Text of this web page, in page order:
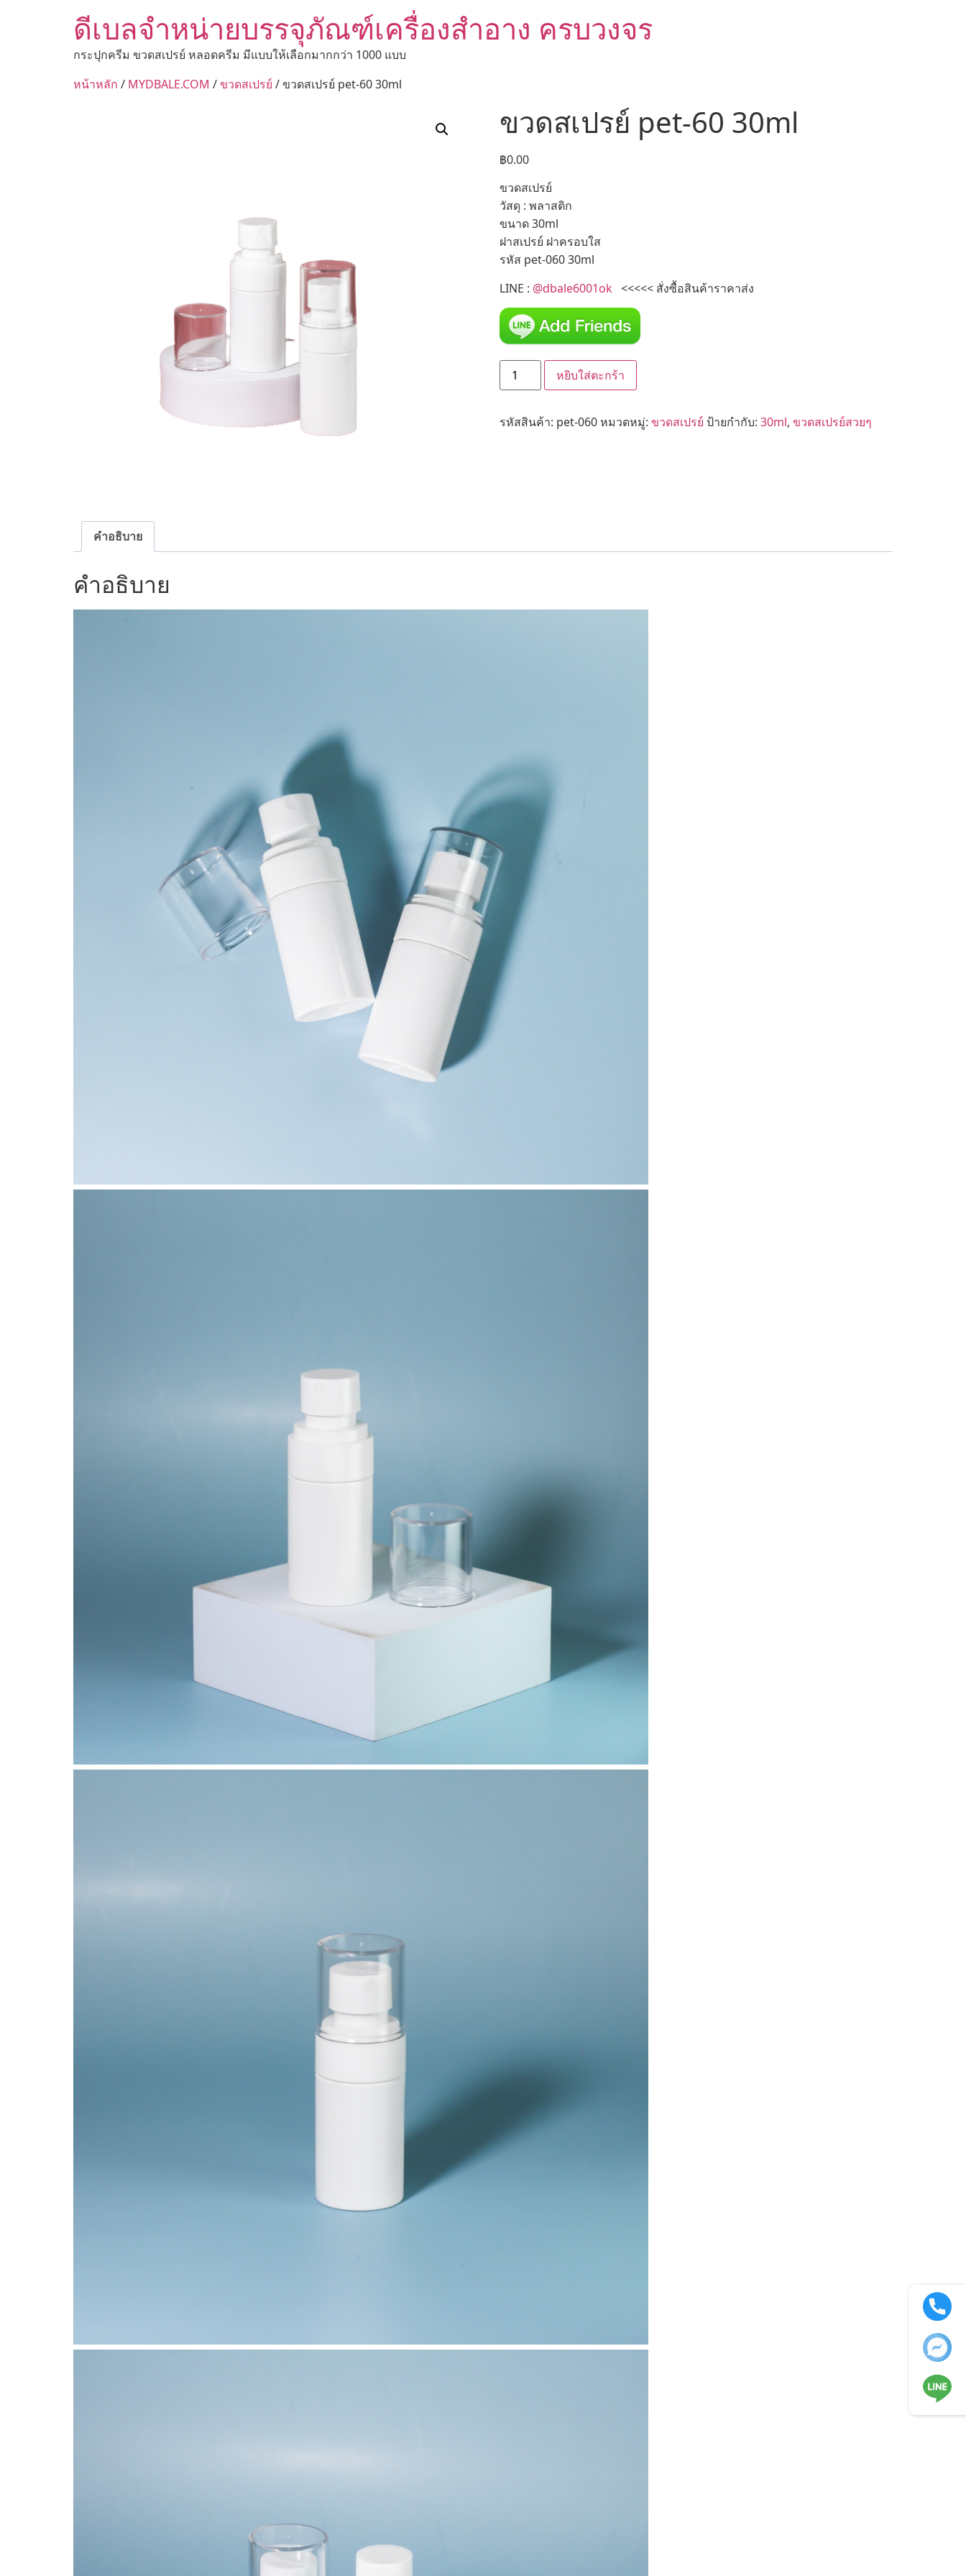
ดีเบลจำหน่ายบรรจุภัณฑ์เครื่องสำอาง ครบวงจร
กระปุกครีม ขวดสเปรย์ หลอดครีม มีแบบให้เลือกมากกว่า 1000 แบบ
หน้าหลัก / MYDBALE.COM /ขวดสเปรย์ / ขวดสเปรย์ pet-60 30ml
ขวดสเปรย์ pet-60 30ml
฿0.00
ขวดสเปรย์
วัสดุ : พลาสติก
ขนาด 30ml
ฝาสเปรย์ ฝาครอบใส
รหัส pet-060 30ml
LINE : @dbale6001ok<<<<< สั่งซื้อสินค้าราคาส่ง
หยิบใส่ตะกร้า
รหัสสินค้า: pet-060หมวดหมู่: ขวดสเปรย์ ป้ายกำกับ: 30ml, ขวดสเปรย์สวยๆ
คำอธิบาย
คำอธิบาย